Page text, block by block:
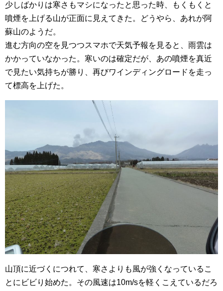
少しばかりは寒さもマシになったと思った時、もくもくと
噴煙を上げる山が正面に見えてきた。どうやら、あれが阿
蘇山のようだ。
進む方向の空を見つつスマホで天気予報を見ると、雨雲は
かかっていなかった。寒いのは確定だが、あの噴煙を真近
で見たい気持ちが勝り、再びワインディングロードを走っ
て標高を上げた。
山頂に近づくにつれて、寒さよりも風が強くなっているこ
とにビビり始めた。その風速は10m/sを軽くこえているだろ